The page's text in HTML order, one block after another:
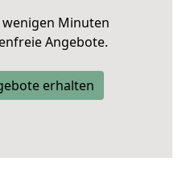
Minuten
Angebote.
erhalten